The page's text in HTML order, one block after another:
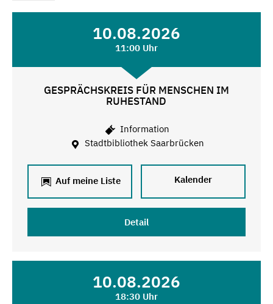
10.08.2026
11:00 Uhr
GESPRÄCHSKREIS FÜR MENSCHEN IM
RUHESTAND
Information
Stadtbibliothek Saarbrücken
Auf meine Liste Kalender
Detail
10.08.2026
18:30 Uhr